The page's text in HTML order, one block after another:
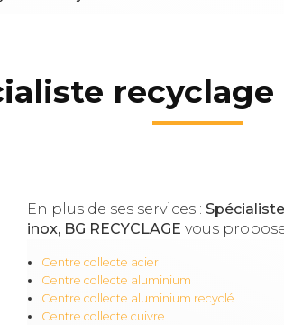
En plus de ses services :
inox, BG RECYCLAGE vous
Centre collecte acier
Centre collecte aluminium
Centre collecte aluminium recyclé
Centre collecte cuivre